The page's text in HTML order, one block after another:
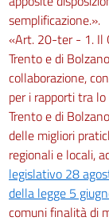
semplificazione.».
«Art. 20-ter - 1. Il
Trento e di
collaborazione,
per i rapporti tra
Trento e di
delle migliori
regionali e locali,
legislativo 28
della legge 5
comuni finalità di